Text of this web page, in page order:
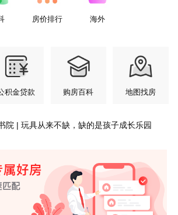
房价排行 海外
积金贷款 购房百科 地图找房
院 | 玩具从来不缺，缺的是孩子成长乐园